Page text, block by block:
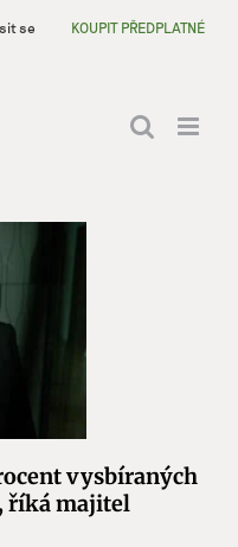
se KOUPIT PŘEDPLATNÉ
vysbíraných
říká majitel